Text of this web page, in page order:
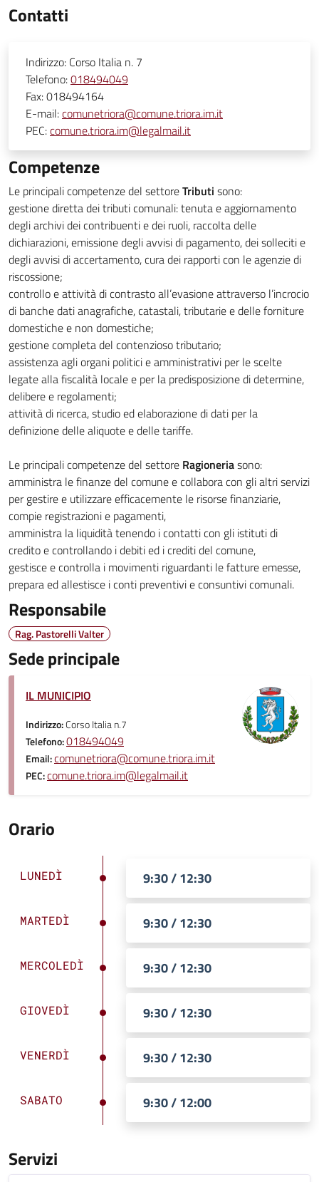
Contatti
Indirizzo: Corso Italia n. 7
Telefono:018494049
Fax:018494164
E-mail:comunetriora@comune.triora.im.it
PEC:comune.triora.im@legalmail.it
Competenze
Le principali competenze del settoreTributi sono:
gestione diretta dei tributi comunali: tenuta e aggiornamento
degli archivi dei contribuenti e dei ruoli, raccolta delle
dichiarazioni, emissione degli avvisi di pagamento, dei solleciti e
degli avvisi di accertamento, cura dei rapporti con le agenzie di
riscossione;
controllo e attività di contrasto all’evasione attraverso l’incrocio
di banche dati anagrafiche, catastali, tributarie e delle forniture
domestiche e non domestiche;
gestione completa del contenzioso tributario;
assistenza agli organi politici e amministrativi per le scelte
legate alla fiscalità locale e per la predisposizione di determine,
delibere e regolamenti;
attività di ricerca, studio ed elaborazione di dati per la
definizione delle aliquote e delle tariffe.
Le principali competenze del settore Ragioneriasono:
amministra le finanze del comune e collabora con gli altri servizi
per gestire e utilizzare efficacemente le risorse finanziarie,
compie registrazioni e pagamenti,
amministra la liquidità tenendo i contatti con gli istituti di
credito e controllando i debiti ed i crediti del comune,
gestisce e controlla i movimenti riguardanti le fatture emesse,
prepara ed allestisce i conti preventivi e consuntivi comunali.
Responsabile
Rag. Pastorelli Valter
Sede principale
IL MUNICIPIO
Indirizzo:Corso Italia n.7
Telefono:018494049
Email:comunetriora@comune.triora.im.it
PEC:comune.triora.im@legalmail.it
Orario
LUNEDÌ 9:30 / 12:30
MARTEDÌ 9:30 / 12:30
MERCOLEDÌ 9:30 / 12:30
GIOVEDÌ 9:30 / 12:30
VENERDÌ 9:30 / 12:30
SABATO 9:30 / 12:00
Servizi